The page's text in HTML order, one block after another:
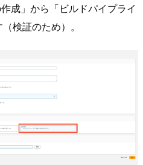
成」から「ビルドパイプライ
検証のため）。